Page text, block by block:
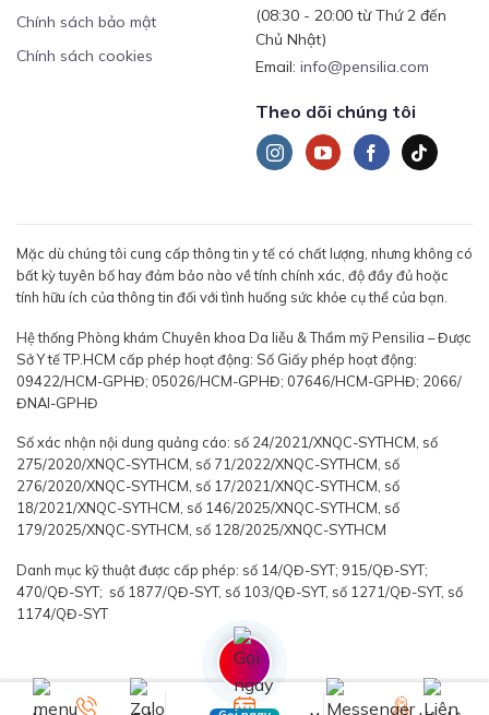
Chính sách bảo mật
Chính sách cookies
(08:30 - 20:00 từ Thứ 2 đến
Chủ Nhật)
Email: info@pensilia.com
Theo dõi chúng tôi
Mặc dù chúng tôi cung cấp thông tin y tế có chất lượng, nhưng không có
bất kỳ tuyên bố hay đảm bảo nào về tính chính xác, độ đầy đủ hoặc
tính hữu ích của thông tin đối với tình huống sức khỏe cụ thể của bạn.
Hệ thống Phòng khám Chuyên khoa Da liễu & Thẩm mỹ Pensilia – Được
Sở Y tế TP.HCM cấp phép hoạt động: Số Giấy phép hoạt động:
09422/HCM-GPHĐ; 05026/HCM-GPHĐ; 07646/HCM-GPHĐ; 2066/
ĐNAI-GPHĐ
Số xác nhận nội dung quảng cáo: số 24/2021/XNQC-SYTHCM, số
275/2020/XNQC-SYTHCM, số 71/2022/XNQC-SYTHCM, số
276/2020/XNQC-SYTHCM, số 17/2021/XNQC-SYTHCM, số
18/2021/XNQC-SYTHCM, số 146/2025/XNQC-SYTHCM, số
179/2025/XNQC-SYTHCM, số 128/2025/XNQC-SYTHCM
Danh mục kỹ thuật được cấp phép: số 14/QĐ-SYT; 915/QĐ-SYT;
470/QĐ-SYT; số 1877/QĐ-SYT, số 103/QĐ-SYT, số 1271/QĐ-SYT, số
1174/QĐ-SYT